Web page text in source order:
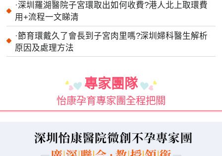
·深圳羅湖醫院子宮環取出如何收費?港人北上取環費
用+流程一文睇清
·節育環戴久了會長到子宮肉里嗎?深圳婦科醫生解析
原因及處理方法
專家團隊
怡康孕育專家團全程把關